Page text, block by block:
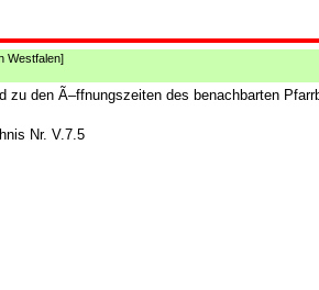
Westfalen]
zu den Ã–ffnungszeiten des benachbarten
Nr. V.7.5